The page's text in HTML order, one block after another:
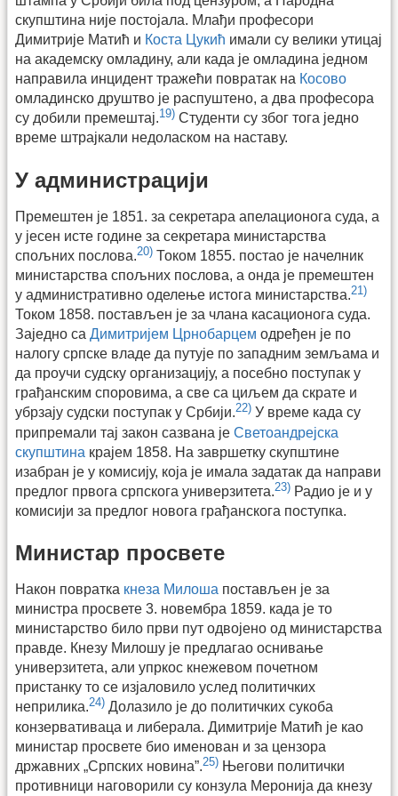
скупштина није постојала. Млађи професори
Димитрије Матић и Коста Цукић имали су велики утицај
на академску омладину, али када је омладина једном
направила инцидент тражећи повратак на Косово
омладинско друштво је распуштено, а два професора
су добили премештај.19) Студенти су због тога једно
време штрајкали недоласком на наставу.
У администрацији
Премештен је 1851. за секретара апелационога суда, а
у јесен исте године за секретара министарства
спољних послова.20) Током 1855. постао је начелник
министарства спољних послова, а онда је премештен
у административно оделење истога министарства.21)
Током 1858. постављен је за члана касационога суда.
Заједно са Димитријем Црнобарцем одређен је по
налогу српске владе да путује по западним земљама и
да проучи судску организацију, а посебно поступак у
грађанским споровима, а све са циљем да скрате и
убрзају судски поступак у Србији.22) У време када су
припремали тај закон сазвана је Светоандрејска
скупштина крајем 1858. На завршетку скупштине
изабран је у комисију, која је имала задатак да направи
предлог првога српскога универзитета.23) Радио је и у
комисији за предлог новога грађанскога поступка.
Министар просвете
Након повратка кнеза Милоша постављен је за
министра просвете 3. новембра 1859. када је то
министарство било први пут одвојено од министарства
правде. Кнезу Милошу је предлагао оснивање
универзитета, али упркос кнежевом почетном
пристанку то се изјаловило услед политичких
неприлика.24) Долазило је до политичких сукоба
конзервативаца и либерала. Димитрије Матић је као
министар просвете био именован и за цензора
државних „Српских новина”.25) Његови политички
противници наговорили су конзула Меронија да кнезу